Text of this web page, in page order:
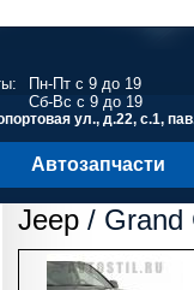
Пн-Пт с 9 до 19
Сб-Вс с 9 до 19
ул., д.22, с.1,
Автозапчасти
Jeep / Grand